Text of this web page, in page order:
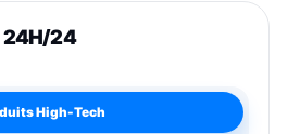
24H/24
High-Tech